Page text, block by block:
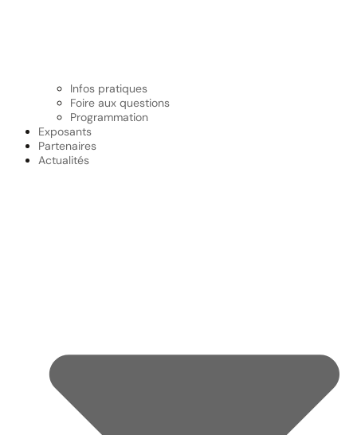
Infos pratiques
Foire aux questions
Programmation
Exposants
Partenaires
Actualités